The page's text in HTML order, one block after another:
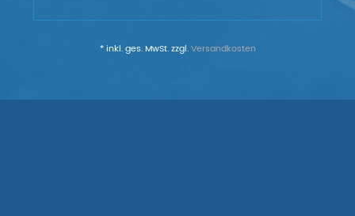
* inkl. ges. MwSt. zzgl.Versandkosten